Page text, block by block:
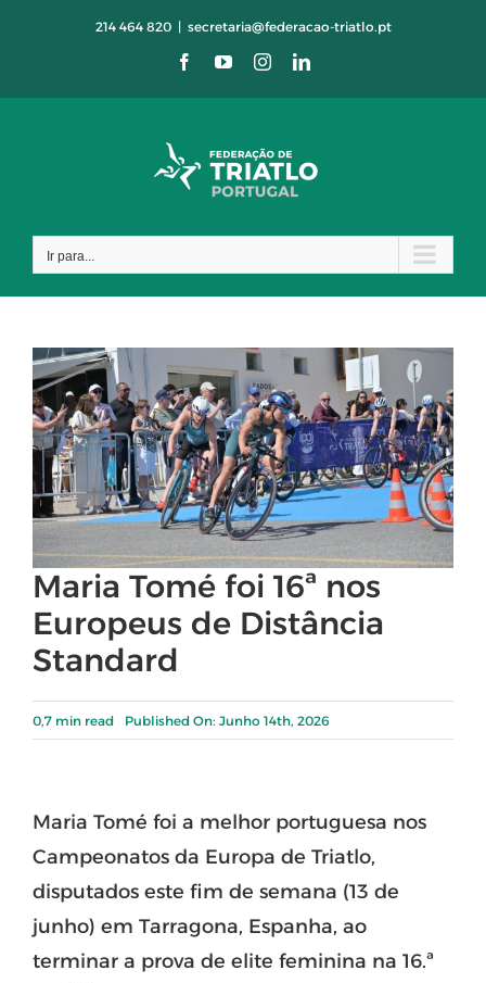
214 464 820 | secretaria@federacao-triatlo.pt
FacebookYouTubeInstagramLinkedIn
Ir para...
Maria Tomé foi 16ª nos
Europeus de Distância
Standard
0,7 min read Published On: Junho 14th, 2026
Maria Tomé foi a melhor portuguesa nos
Campeonatos da Europa de Triatlo,
disputados este fim de semana (13 de
junho) em Tarragona, Espanha, ao
terminar a prova de elite feminina na 16.ª